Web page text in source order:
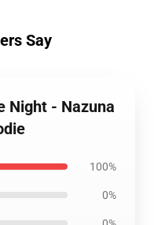
Say
Night - Nazuna
100%
0%